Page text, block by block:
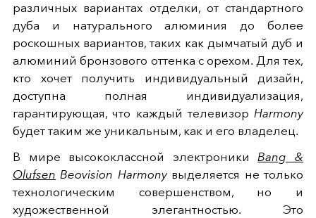
различных вариантах отделки, от стандартного
дуба и натурального алюминия до более
роскошных вариантов, таких как дымчатый дуб и
алюминий бронзового оттенка с орехом. Для тех,
кто хочет получить индивидуальный дизайн,
доступна полная индивидуализация,
гарантирующая, что каждый телевизор Harmony
будет таким же уникальным, как и его владелец.
В мире высококлассной электроникиBang &
Olufsen Beovision Harmonyвыделяется не только
технологическим совершенством, но и
художественной элегантностью. Это